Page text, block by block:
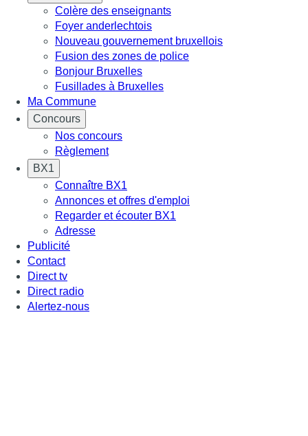
Colère des enseignants
Foyer anderlechtois
Nouveau gouvernement bruxellois
Fusion des zones de police
Bonjour Bruxelles
Fusillades à Bruxelles
Ma Commune
Concours
Nos concours
Règlement
BX1
Connaître BX1
Annonces et offres d'emploi
Regarder et écouter BX1
Adresse
Publicité
Contact
Direct tv
Direct radio
Alertez-nous